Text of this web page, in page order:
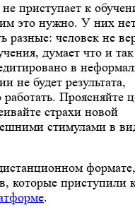
приступает к
это нужно. У них
человек не
думает что и
в
не будет результата,
Проясняйте
страхи новой
стимулами в
формате,
которые приступили
.